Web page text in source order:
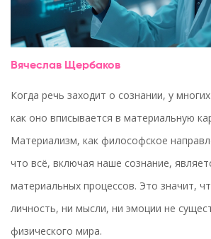
Вячеслав Щербаков
Когда речь заходит о сознании, у
как оно вписывается в материальную
Материализм, как философское
что всё, включая наше сознание,
материальных процессов. Это значит,
личность, ни мысли, ни эмоции не
физического мира.